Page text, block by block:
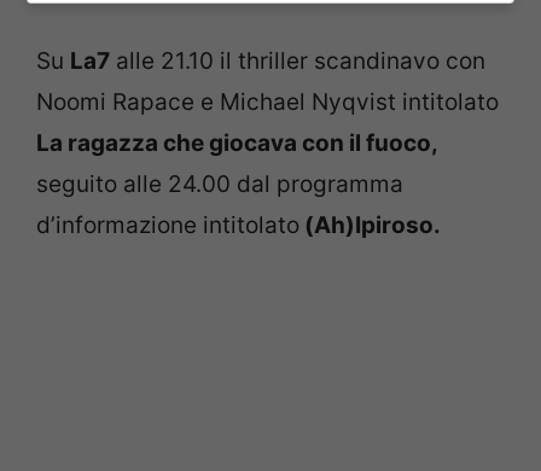
Su La7 alle 21.10 il thriller scandinavo con
Noomi Rapace e Michael Nyqvist intitolato
La ragazza che giocava con il fuoco,
seguito alle 24.00 dal programma
d’informazione intitolato (Ah)Ipiroso.